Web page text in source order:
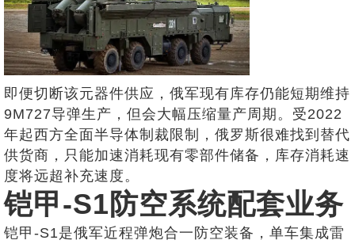
即便切断该元器件供应，俄军现有库存仍能短期维持
9M727导弹生产，但会大幅压缩量产周期。受2022
年起西方全面半导体制裁限制，俄罗斯很难找到替代
供货商，只能加速消耗现有零部件储备，库存消耗速
度将远超补充速度。
铠甲-S1防空系统配套业务
铠甲-S1是俄军近程弹炮合一防空装备，单车集成雷